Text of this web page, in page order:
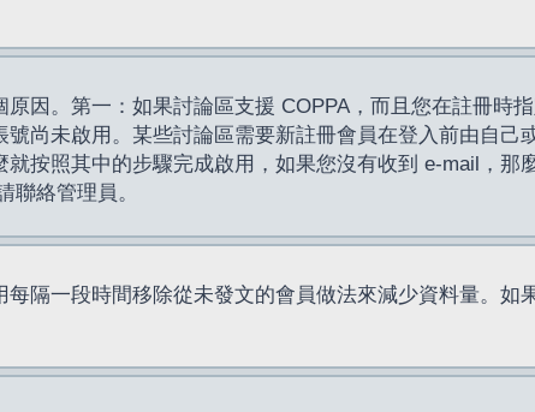
因。第一：如果討論區支援 COPPA，而且您在註冊時
尚未啟用。某些討論區需要新註冊會員在登入前由自己
按照其中的步驟完成啟用，如果您沒有收到 e-mail，那
絡管理員。
隔一段時間移除從未發文的會員做法來減少資料量。如